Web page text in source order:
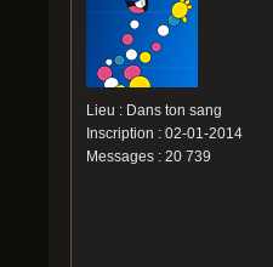
Lieu : Dans ton sang
Inscription : 02-01-2014
Messages : 20 739